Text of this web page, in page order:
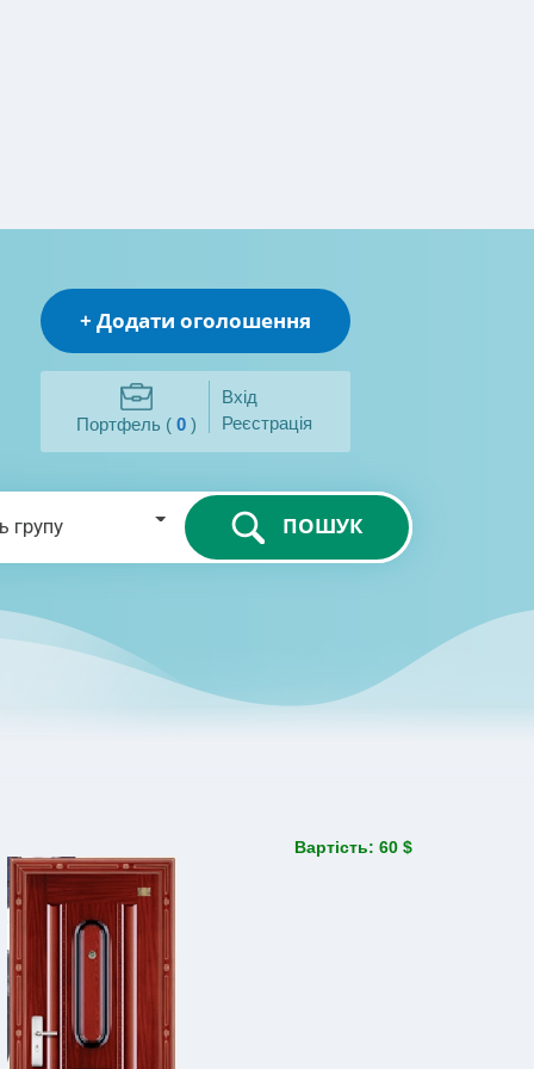
+ Додати оголошення
Портфель ( 0 )
Вхід
Реєстрація
групу ПОШУК
Вартість: 60 $